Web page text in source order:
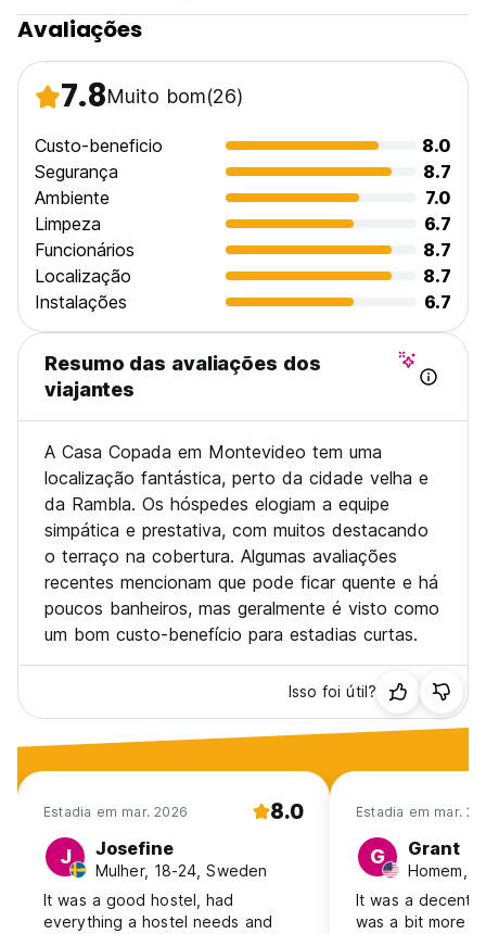
Avaliações
7.8Muito bom(26)
Custo-beneficio
8.0
Segurança
8.7
Ambiente
7.0
Limpeza
6.7
Funcionários
8.7
Localização
8.7
Instalações
6.7
Resumo das avaliações dos
viajantes
A Casa Copada em Montevideo tem uma
localização fantástica, perto da cidade velha e
da Rambla. Os hóspedes elogiam a equipe
simpática e prestativa, com muitos destacando
o terraço na cobertura. Algumas avaliações
recentes mencionam que pode ficar quente e há
poucos banheiros, mas geralmente é visto como
um bom custo-benefício para estadias curtas.
Isso foi útil?
Estadia em mar. 2026 8.0
J Josefine
Mulher, 18-24, Sweden
It was a good hostel, had
everything a hostel needs and
Estadia em mar.
G Grant
Homem,
It was a decent
was a bit more